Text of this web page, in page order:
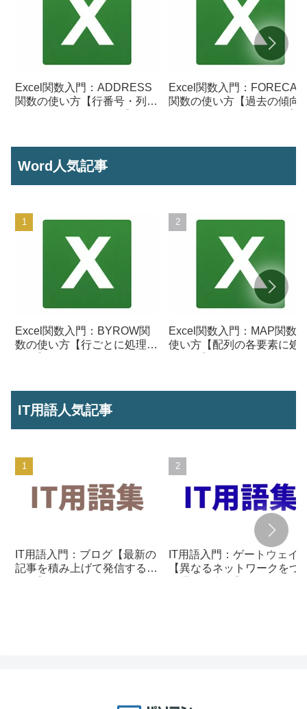
Excel関数入門：ADDRESS
関数の使い方【行番号・列番
Excel関数入門：
関数の使い方【過去の傾向
Word人気記事
Excel関数入門：BYROW関
数の使い方【行ごとに処理を
Excel関数入門：MAP関数の
使い方【配列の各要素に処
IT用語人気記事
IT用語入門：ブログ【最新の
記事を積み上げて発信する仕
IT用語入門：ゲートウェイ
【異なるネットワークをつ